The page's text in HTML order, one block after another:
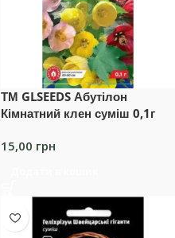
ТМ GLSEEDS Абутілон
Кімнатний клен суміш 0,1г
15,00 грн